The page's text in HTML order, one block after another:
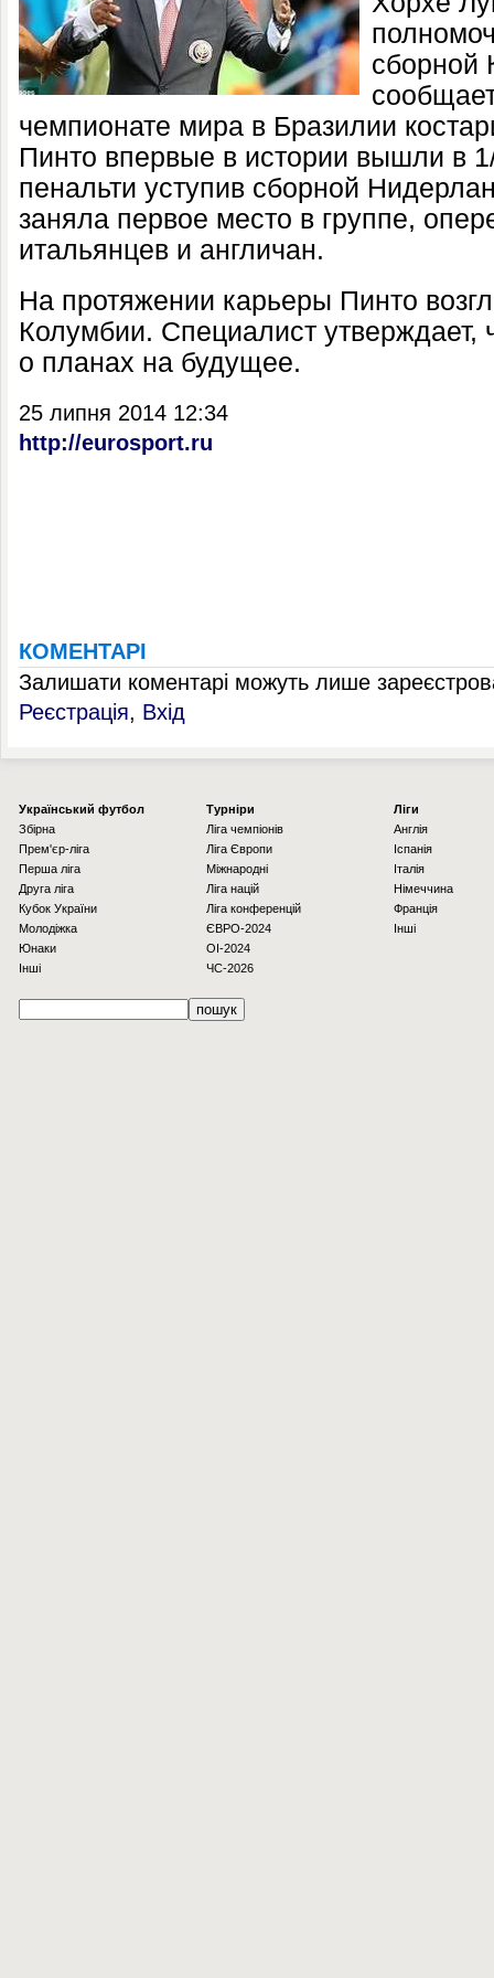
сборной
чемпионате мира в Бразилии
Пинто впервые в истории вышли в
пенальти уступив сборной
заняла первое место в группе,
итальянцев и англичан.
На протяжении карьеры Пинто
Колумбии. Специалист
о планах на будущее.
25 липня 2014 12:34
http://eurosport.ru
КОМЕНТАРІ
Залишати коментарі можуть лише
Реєстрація, Вхід
Українcький футбол
Збірна
Прем'єр-ліга
Перша ліга
Друга ліга
Кубок України
Молодіжка
Юнаки
Інші
Турніри
Ліга чемпіонів
Ліга Європи
Міжнародні
Ліга націй
Ліга конференцій
ЄВРО-2024
OI-2024
ЧС-2026
Ліги
Англія
Іспанія
Італія
Німеччина
Франція
Інші